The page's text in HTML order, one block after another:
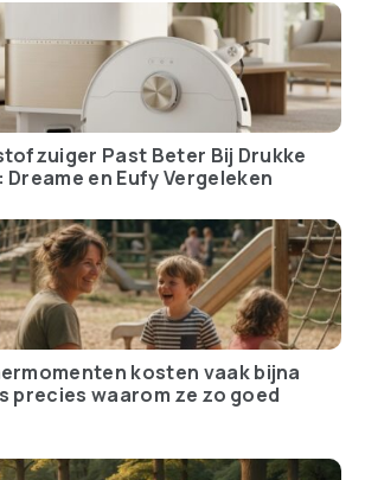
Past Beter Bij Drukke
en Eufy Vergeleken
kosten vaak bijna
precies waarom ze zo goed